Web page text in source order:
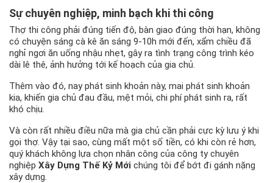
Sự chuyên nghiệp, minh bạch khi thi công
Thợ thi công phải đúng tiến độ, bàn giao đúng thời hạn, không
có chuyện sáng cà kê ăn sáng 9-10h mới đến, xẩm chiều đã
nghỉ ngơi ăn uống nhậu nhẹt, gây ra tình trạng công trình kéo
dài lê thê, ảnh hưởng tới kế hoạch của gia chủ.
Thêm vào đó, nay phát sinh khoản này, mai phát sinh khoản
kia, khiến gia chủ đau đầu, mệt mỏi, chi phí phát sinh ra, rất
khó chịu.
Và còn rất nhiều điều nữa mà gia chủ cần phải cực kỳ lưu ý khi
gọi thợ. Vậy tại sao, cùng mất một số tiền, có khi còn rẻ hơn,
quý khách không lựa chọn nhân công của công ty chuyên
nghiệp Xây Dựng Thế Kỷ Mới chúng tôi để bớt đi gánh nặng
xây dựng.